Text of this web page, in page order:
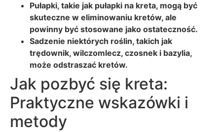
Pułapki, takie jak pułapki na kreta, mogą być
skuteczne w eliminowaniu kretów, ale
powinny być stosowane jako ostateczność.
Sadzenie niektórych roślin, takich jak
trędownik, wilczomlecz, czosnek i bazylia,
może odstraszać kretów.
Jak pozbyć się kreta:
Praktyczne wskazówki i
metody